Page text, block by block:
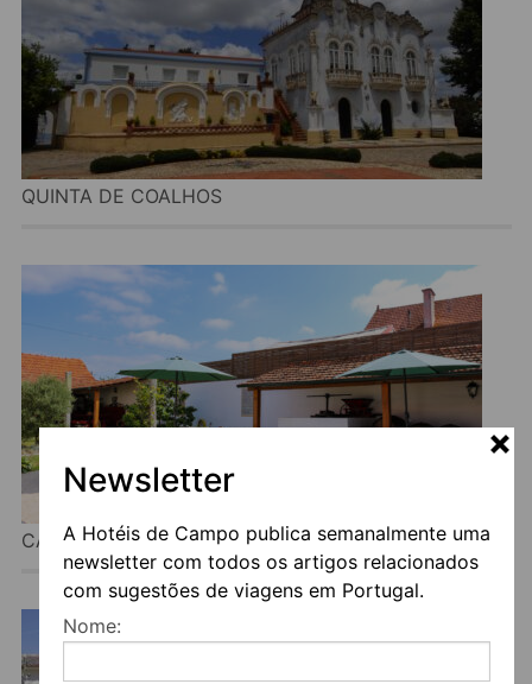
Newsletter
A Hotéis de Campo publica semanalmente uma
newsletter com todos os artigos relacionados
com sugestões de viagens em Portugal.
Nome:
QUINTA DE COALHOS
CASA D’OLIVEIRA